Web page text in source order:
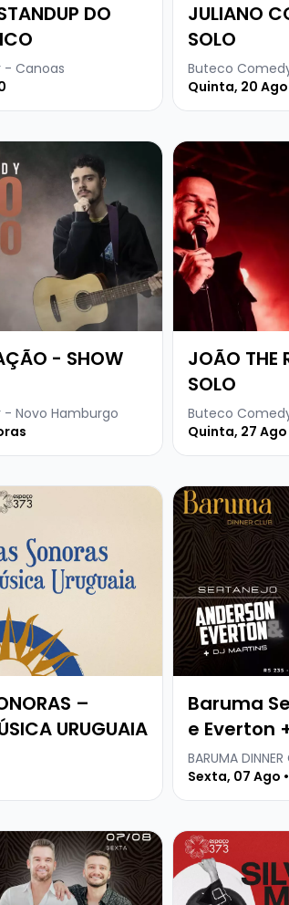
DO
- Canoas
JULIANO
SOLO
Buteco
Quinta, 20 Ago
CORAÇÃO - SHOW SOLO
- SHOW
Novo Hamburgo
Veja mais sobre
JOÃO THE
SOLO
Buteco
Quinta, 27 Ago
SONORAS – FESTIVAL DE
–
URUGUAIA
Veja mais
Baruma
e Everton
BARUMA DINNER
Sexta, 07 Ago
Sertanejo Anderson e Everton + Dj
Veja mais sobre